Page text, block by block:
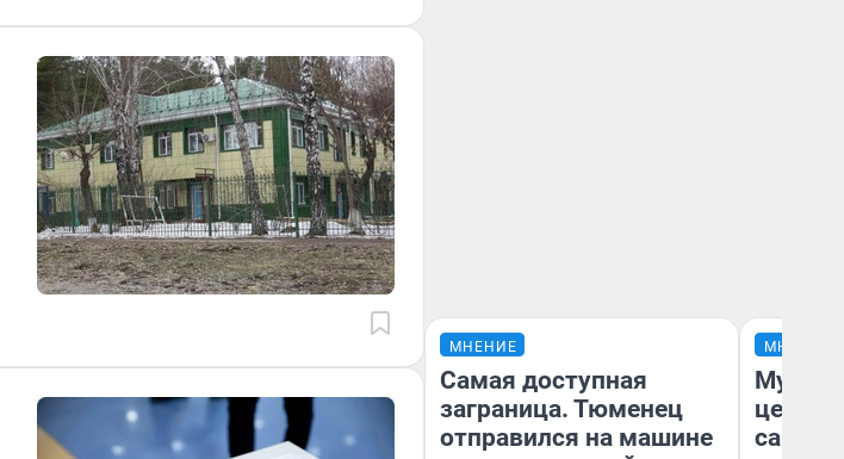
МНЕНИЕ
Самая доступная
заграница. Тюменец
отправился на машине
МНЕНИЕ
Музей